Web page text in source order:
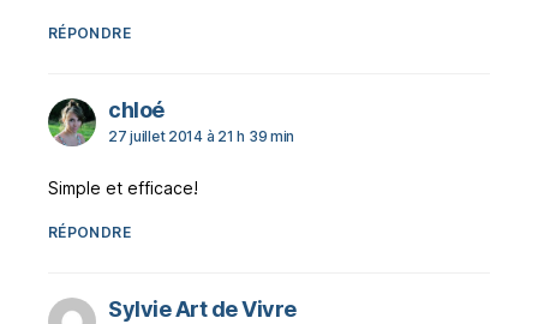
RÉPONDRE
chloédit :
27 juillet 2014 à 21 h 39 min
Simple et efficace!
RÉPONDRE
Sylvie Art de Vivredit :